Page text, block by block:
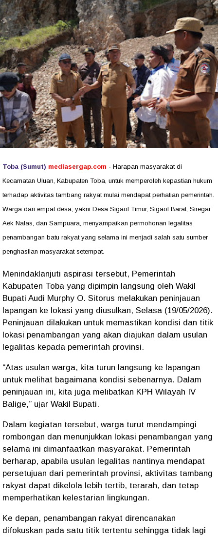
Toba (Sumut) mediasergap.com - Harapan masyarakat di
Kecamatan Uluan, Kabupaten Toba, untuk memperoleh kepastian hukum
terhadap aktivitas tambang rakyat mulai mendapat perhatian pemerintah.
Warga dari empat desa, yakni Desa Sigaol Timur, Sigaol Barat, Siregar
Aek Nalas, dan Sampuara, menyampaikan permohonan legalitas
penambangan batu rakyat yang selama ini menjadi salah satu sumber
penghasilan masyarakat setempat.
Menindaklanjuti aspirasi tersebut, Pemerintah
Kabupaten Toba yang dipimpin langsung oleh Wakil
Bupati Audi Murphy O. Sitorus melakukan peninjauan
lapangan ke lokasi yang diusulkan, Selasa (19/05/2026).
Peninjauan dilakukan untuk memastikan kondisi dan titik
lokasi penambangan yang akan diajukan dalam usulan
legalitas kepada pemerintah provinsi.
“Atas usulan warga, kita turun langsung ke lapangan
untuk melihat bagaimana kondisi sebenarnya. Dalam
peninjauan ini, kita juga melibatkan KPH Wilayah IV
Balige,” ujar Wakil Bupati.
Dalam kegiatan tersebut, warga turut mendampingi
rombongan dan menunjukkan lokasi penambangan yang
selama ini dimanfaatkan masyarakat. Pemerintah
berharap, apabila usulan legalitas nantinya mendapat
persetujuan dari pemerintah provinsi, aktivitas tambang
rakyat dapat dikelola lebih tertib, terarah, dan tetap
memperhatikan kelestarian lingkungan.
Ke depan, penambangan rakyat direncanakan
difokuskan pada satu titik tertentu sehingga tidak lagi